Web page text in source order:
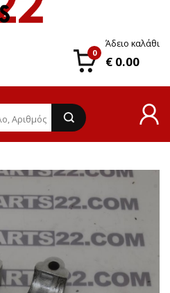
0
Άδειο καλάθι
€ 0.00